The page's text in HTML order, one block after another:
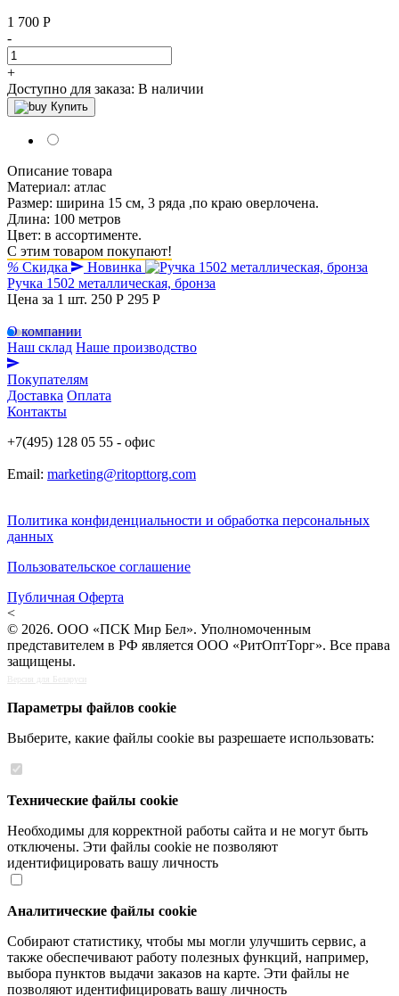
1 700 Р
-
+
Доступно для заказа: В наличии
Купить
Описание товара
Материал: атлас
Размер: ширина 15 см, 3 ряда ,по краю оверлочена.
Длина: 100 метров
Цвет: в ассортименте.
С этим товаром покупают!
% Скидка
Новинка
Ручка 1502 металлическая, бронза
Цена за 1 шт. 250 Р 295 P
О компании
Наш склад Наше производство
Покупателям
Доставка Оплата
Контакты
+7(495) 128 05 55 - офис
Email: marketing@ritopttorg.com
Политика конфиденциальности и обработка персональных
данных
Пользовательское соглашение
Публичная Оферта
<
© 2026. ООО «ПСК Мир Бел». Уполномоченным
представителем в РФ является ООО «РитОптТорг». Все права
защищены.
Версия для Беларуси
Параметры файлов cookie
Выберите, какие файлы cookie вы разрешаете использовать:
Технические файлы cookie
Необходимы для корректной работы сайта и не могут быть
отключены. Эти файлы cookie не позволяют
идентифицировать вашу личность
Аналитические файлы cookie
Собирают статистику, чтобы мы могли улучшить сервис, а
также обеспечивают работу полезных функций, например,
выбора пунктов выдачи заказов на карте. Эти файлы не
позволяют идентифицировать вашу личность